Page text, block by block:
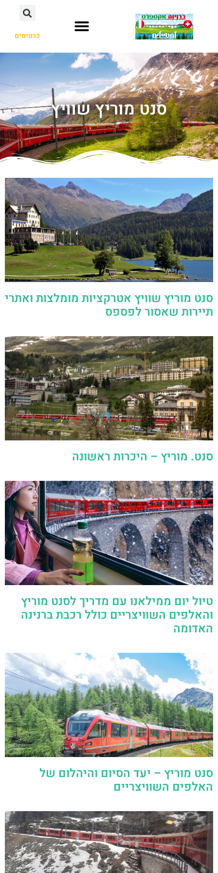
כרטיסים
סנט מוריץ שוויץ
סנט מוריץ שוויץ אטרקציות מומלצות ואתרי
תיירות שאסור לפספס
סנט. מוריץ – היכרות ראשונה
טיול יום ממילאנו עם מדריך לסנט מוריץ
והאלפים השוויצריים כולל רכבת ברנינה
האדומה
סנט מוריץ – יעד הסיום והיהלום של
האלפים השוויצריים